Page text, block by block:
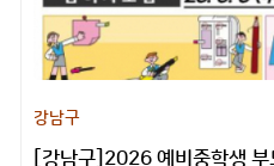
강남구
[강남구]2026 예비중학생